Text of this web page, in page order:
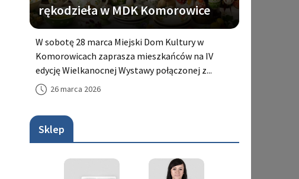
rękodzieła w MDK Komorowice
W sobotę 28 marca Miejski Dom Kultury w
Komorowicach zaprasza mieszkańców na IV
edycję Wielkanocnej Wystawy połączonej z...
26 marca 2026
Sklep